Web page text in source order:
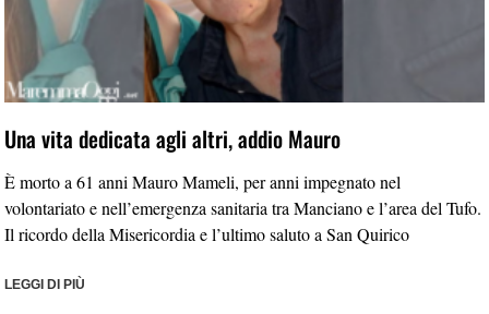
Una vita dedicata agli altri, addio Mauro
È morto a 61 anni Mauro Mameli, per anni impegnato nel
volontariato e nell’emergenza sanitaria tra Manciano e l’area del Tufo.
Il ricordo della Misericordia e l’ultimo saluto a San Quirico
LEGGI DI PIÙ